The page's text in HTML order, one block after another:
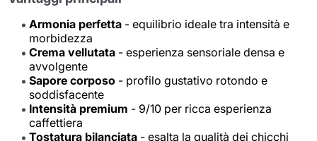
Armonia perfetta - equilibrio ideale tra intensità e
morbidezza
Crema vellutata - esperienza sensoriale densa e
avvolgente
Sapore corposo - profilo gustativo rotondo e
soddisfacente
Intensità premium - 9/10 per ricca esperienza
caffettiera
Tostatura bilanciata - esalta la qualità dei chicchi